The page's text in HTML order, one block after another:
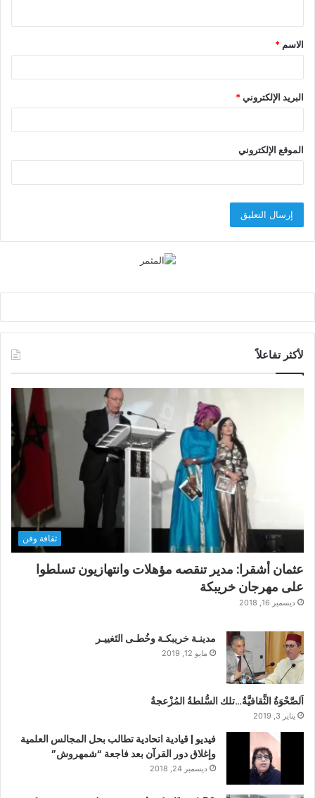
ق
*
الاسم *
البريد الإلكتروني*
الموقع الإلكتروني
لأكثر تفاعلاً
ثقافة وفن
عثمان أشقرا: مدير تنقصه مؤهلات وانتهازيون تسلطوا
على مهرجان خريبكة
ديسمبر 16, 2018
مدينـة خريبكـة وخُطـى التَغييـر
مايو 12, 2019
اَلصَّحْوَةُ الثَّقافيَّةُ…تلك السُّلطةُ المُزْعجةُ
يناير 3, 2019
فيديو | قيادية اتحادية تطالب بحل المجالس العلمية
وإغلاق دور القرآن بعد فاجعة “شمهروش”
ديسمبر 24, 2018